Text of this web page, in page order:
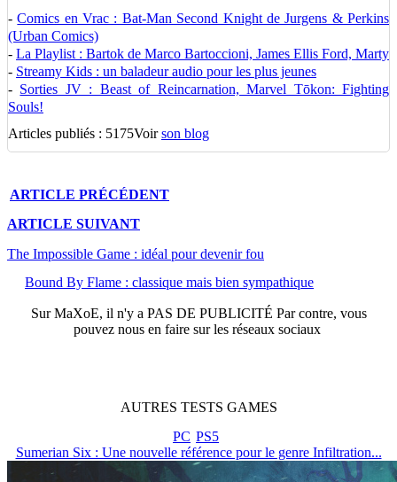
-Comics en Vrac : Bat-Man Second Knight de Jurgens & Perkins
(Urban Comics)
- La Playlist : Bartok de Marco Bartoccioni, James Ellis Ford, Marty
- Streamy Kids : un baladeur audio pour les plus jeunes
- Sorties JV : Beast of Reincarnation, Marvel Tōkon: Fighting
Souls!
Articles publiés : 5175Voirson blog
ARTICLE PRÉCÉDENT
ARTICLE SUIVANT
The Impossible Game : idéal pour devenir fou
Bound By Flame : classique mais bien sympathique
SurMaXoE, il n'y a PAS DE PUBLICITÉ Par contre, vous
pouvez nous en faire sur les réseaux sociaux
AUTRES TESTS GAMES
PC PS5
Sumerian Six : Une nouvelle référence pour le genre Infiltration...